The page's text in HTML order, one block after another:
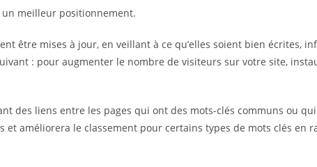
un meilleur positionnement.
être mises à jour, en veillant à ce qu’elles soient bien écrites,
: pour augmenter le nombre de visiteurs sur votre site,
des liens entre les pages qui ont des mots-clés communs ou
améliorera le classement pour certains types de mots clés en